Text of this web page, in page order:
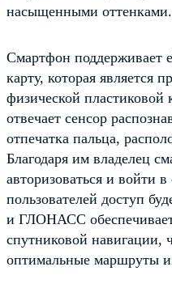
насыщенными оттенками.
Смартфон
карту, которая является
физической пластиковой
отвечает сенсор
отпечатка пальца,
Благодаря им владелец
авторизоваться и войти
пользователей доступ
и ГЛОНАСС
спутниковой навигации,
оптимальные маршруты